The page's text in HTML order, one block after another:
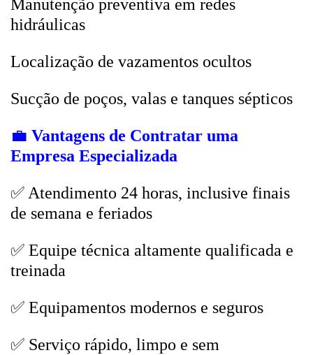
Manutenção preventiva em redes
hidráulicas
Localização de vazamentos ocultos
Sucção de poços, valas e tanques sépticos
💼 Vantagens de Contratar uma
Empresa Especializada
✅ Atendimento 24 horas, inclusive finais
de semana e feriados
✅ Equipe técnica altamente qualificada e
treinada
✅ Equipamentos modernos e seguros
✅ Serviço rápido, limpo e sem